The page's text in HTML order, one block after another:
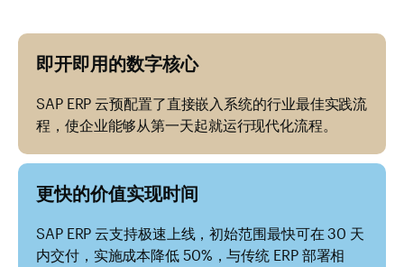
即开即用的数字核心
SAP ERP 云预配置了直接嵌入系统的行业最佳实践流
程，使企业能够从第一天起就运行现代化流程。
更快的价值实现时间
SAP ERP 云支持极速上线，初始范围最快可在 30 天
内交付，实施成本降低 50%，与传统 ERP 部署相